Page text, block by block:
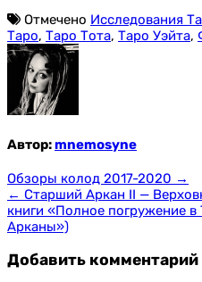
Отмечено Исследования
Таро, Таро Тота, Таро Уэйта,
Автор:mnemosyne
Навигация
по
записям
Обзоры колод 2017-2020 →
← Старший Аркан II —
книги «Полное погружение
Арканы»)
Добавить комментарий